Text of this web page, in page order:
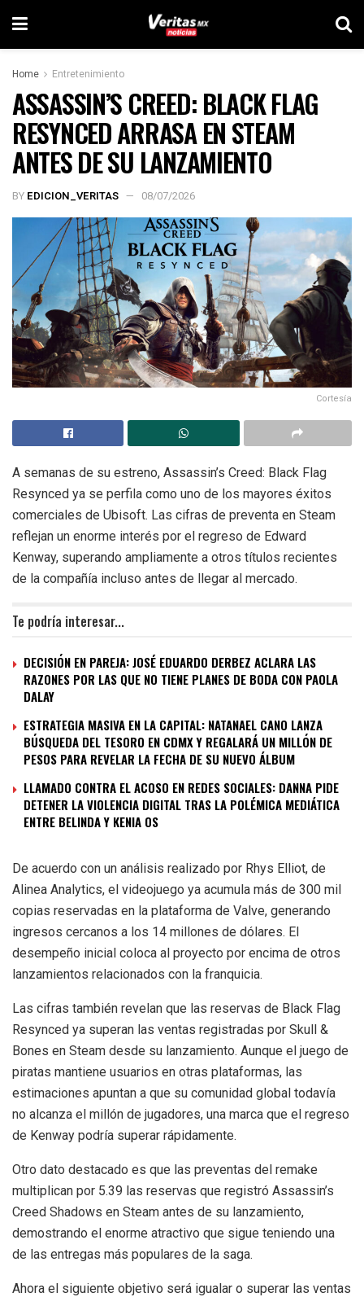
Home Entretenimiento
ASSASSIN’S CREED: BLACK FLAG
RESYNCED ARRASA EN STEAM
ANTES DE SU LANZAMIENTO
BY EDICION_VERITAS 08/07/2026
Cortesía
A semanas de su estreno, Assassin’s Creed: Black Flag
Resynced ya se perfila como uno de los mayores éxitos
comerciales de Ubisoft. Las cifras de preventa en Steam
reflejan un enorme interés por el regreso de Edward
Kenway, superando ampliamente a otros títulos recientes
de la compañía incluso antes de llegar al mercado.
Te podría interesar...
DECISIÓN EN PAREJA: JOSÉ EDUARDO DERBEZ ACLARA LAS
RAZONES POR LAS QUE NO TIENE PLANES DE BODA CON PAOLA
DALAY
ESTRATEGIA MASIVA EN LA CAPITAL: NATANAEL CANO LANZA
BÚSQUEDA DEL TESORO EN CDMX Y REGALARÁ UN MILLÓN DE
PESOS PARA REVELAR LA FECHA DE SU NUEVO ÁLBUM
LLAMADO CONTRA EL ACOSO EN REDES SOCIALES: DANNA PIDE
DETENER LA VIOLENCIA DIGITAL TRAS LA POLÉMICA MEDIÁTICA
ENTRE BELINDA Y KENIA OS
De acuerdo con un análisis realizado por Rhys Elliot, de
Alinea Analytics, el videojuego ya acumula más de 300 mil
copias reservadas en la plataforma de Valve, generando
ingresos cercanos a los 14 millones de dólares. El
desempeño inicial coloca al proyecto por encima de otros
lanzamientos relacionados con la franquicia.
Las cifras también revelan que las reservas de Black Flag
Resynced ya superan las ventas registradas por Skull &
Bones en Steam desde su lanzamiento. Aunque el juego de
piratas mantiene usuarios en otras plataformas, las
estimaciones apuntan a que su comunidad global todavía
no alcanza el millón de jugadores, una marca que el regreso
de Kenway podría superar rápidamente.
Otro dato destacado es que las preventas del remake
multiplican por 5.39 las reservas que registró Assassin’s
Creed Shadows en Steam antes de su lanzamiento,
demostrando el enorme atractivo que sigue teniendo una
de las entregas más populares de la saga.
Ahora el siguiente objetivo será igualar o superar las ventas